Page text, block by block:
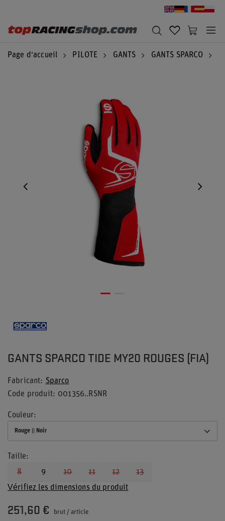
Page d'accueil PILOTE GANTS GANTS SPARCO
GANTS SPARCO TIDE MY20 ROUGES (FIA)
Fabricant
Sparco
Code produit
001356..RSNR
Couleur
Rouge || Noir
Taille
8
9 10 11 12
13
Vérifiez les dimensions du produit
251,60 € brut / article